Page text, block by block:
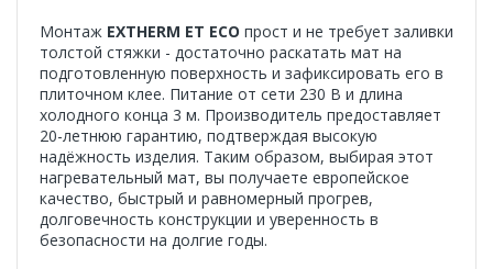
Монтаж EXTHERM ET ECO прост и не требует заливки
толстой стяжки - достаточно раскатать мат на
подготовленную поверхность и зафиксировать его в
плиточном клее. Питание от сети 230 В и длина
холодного конца 3 м. Производитель предоставляет
20-летнюю гарантию, подтверждая высокую
надёжность изделия. Таким образом, выбирая этот
нагревательный мат, вы получаете европейское
качество, быстрый и равномерный прогрев,
долговечность конструкции и уверенность в
безопасности на долгие годы.